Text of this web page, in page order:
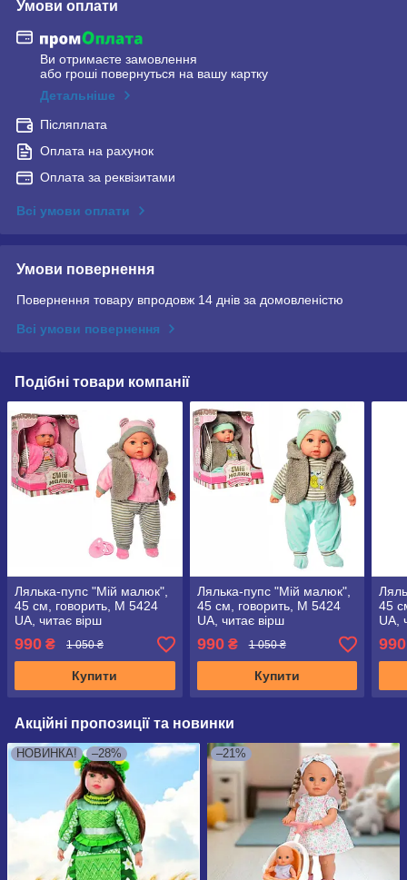
Умови оплати
Ви отримаєте замовлення
або гроші повернуться на вашу картку
Детальніше
Післяплата
Оплата на рахунок
Оплата за реквізитами
Всі умови оплати
Умови повернення
Повернення товару впродовж 14 днів за домовленістю
Всі умови повернення
Подібні товари компанії
Лялька-пупс "Мій малюк",
45 см, говорить, M 5424
UA, читає вірш
українською мовою
990 ₴ 1 050 ₴
Купити
Лялька-пупс "Мій малюк",
45 см, говорить, M 5424
UA, читає вірш
українською мовою
990₴ 1 050 ₴
Купити
45
UA,
990
Акційні пропозиції та новинки
НОВИНКА! –28% –21%